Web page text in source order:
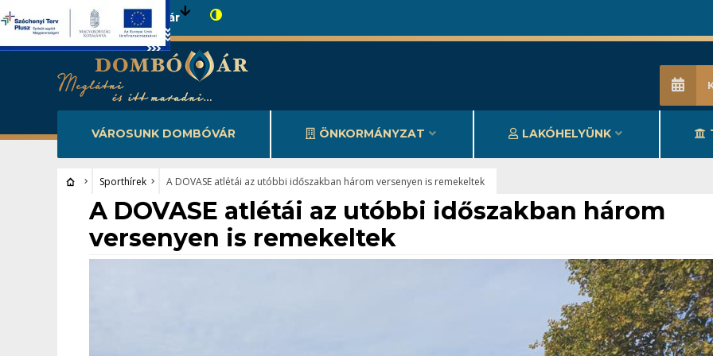
Városunk Dombóvár
VÁROSUNK DOMBÓVÁR ÖNKORMÁNYZAT LAKÓHELYÜNK
Sporthírek A DOVASE atlétái az utóbbi időszakban három versenyen is remekeltek
Sporthírek
A DOVASE atlétái az utóbbi időszakban három
versenyen is remekeltek